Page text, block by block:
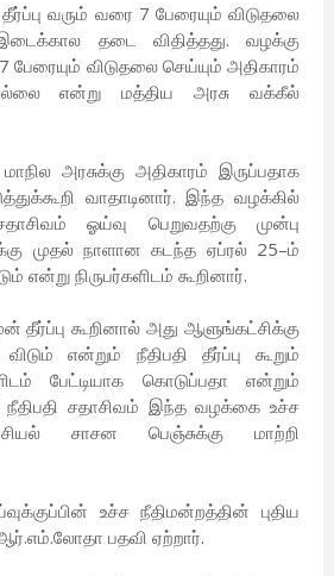
வரும் வரை 7 பேரையும் விடுதலை
தடை விதித்தது. வழக்கு
விடுதலை செய்யும் அதிகாரம்
என்று மத்திய அரசு வக்கீல்
அரசுக்கு அதிகாரம் இருப்பதாக
வாதாடினார். இந்த வழக்கில்
ஓய்வு பெறுவதற்கு முன்பு
முதல் நாளான கடந்த ஏப்ரல் 25–ம்
என்று நிருபர்களிடம் கூறினார்.
தீர்ப்பு கூறினால் அது ஆளுங்கட்சிக்கு
என்றும் நீதிபதி தீர்ப்பு கூறும்
பேட்டியாக கொடுப்பதா என்றும்
நீதிபதி சதாசிவம் இந்த வழக்கை உச்ச
சாசன பெஞ்சுக்கு மாற்றி
உச்ச நீதிமன்றத்தின் புதிய
பதவி ஏற்றார்.